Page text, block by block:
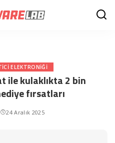
ELEKTRONIĞI
ile kulaklıkta 2 bin
fırsatları
24 Aralık 2025